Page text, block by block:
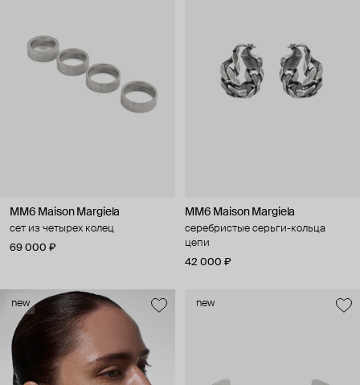
MM6 Maison Margiela
сет из четырех колец
69 000 ₽
MM6 Maison Margiela
серебристые серьги-кольца
цепи
42 000 ₽
new new